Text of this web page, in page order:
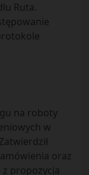
Ruta.
na roboty
w
oraz
propozycją